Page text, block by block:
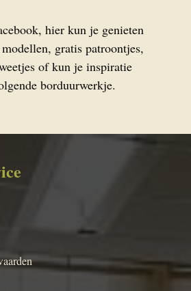
hier kun je genieten
gratis patroontjes,
of kun je inspiratie
borduurwerkje.